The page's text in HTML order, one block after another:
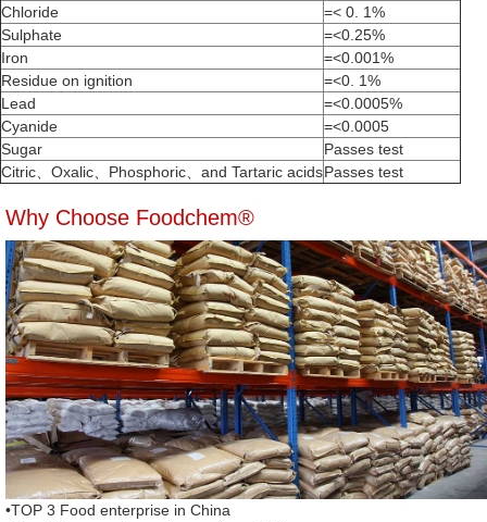
Chloride
=< 0. 1%
Sulphate
=<0.25%
Iron
=<0.001%
Residue on ignition
=<0. 1%
Lead
=<0.0005%
Cyanide
=<0.0005
Sugar
Passes test
Citric、Oxalic、Phosphoric、and Tartaric acidsPasses test
Why Choose Foodchem®
•TOP 3 Food enterprise in China